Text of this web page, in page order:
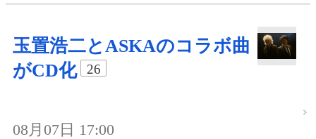
玉置浩二とASKAのコラボ曲
がCD化
26
08月07日 17:00